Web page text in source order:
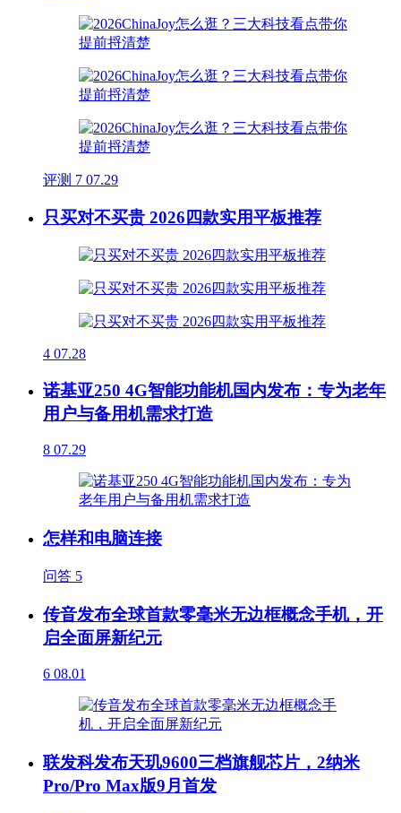
评测 7 07.29
只买对不买贵 2026四款实用平板推荐
4 07.28
诺基亚250 4G智能功能机国内发布：专为老年
用户与备用机需求打造
8 07.29
怎样和电脑连接
问答 5
传音发布全球首款零毫米无边框概念手机，开
启全面屏新纪元
6 08.01
联发科发布天玑9600三档旗舰芯片，2纳米
Pro/Pro Max版9月首发